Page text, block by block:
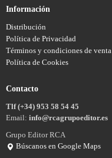
Información
Distribución
Política de Privacidad
Términos y condiciones de venta
Política de Cookies
Contacto
Tlf (+34) 953 58 54 45
Email: info@rcagrupoeditor.es
Grupo Editor RCA
Búscanos en Google Maps